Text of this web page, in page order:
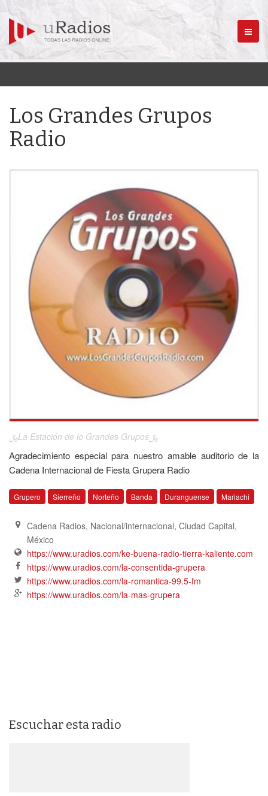
Menú
Los Grandes Grupos
Radio
﷼La Estación de lo Grandes Grupos﷼
Agradecimiento especial para nuestro amable auditorio de la
Cadena Internacional de Fiesta Grupera Radio
Grupero Sierreño Norteño Banda Duranguense Mariachi
Cadena Radios, Nacional/internacional, Ciudad Capital,
México
https://www.uradios.com/ke-buena-radio-tierra-kaliente.com
https://www.uradios.com/la-consentida-grupera
https://www.uradios.com/la-romantica-99.5-fm
https://www.uradios.com/la-mas-grupera
Escuchar esta radio